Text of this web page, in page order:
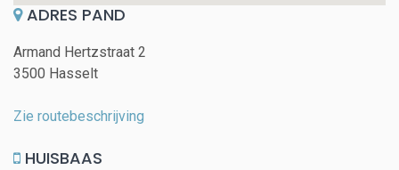
ADRES PAND
Armand Hertzstraat 2
3500 Hasselt
Zie routebeschrijving
HUISBAAS